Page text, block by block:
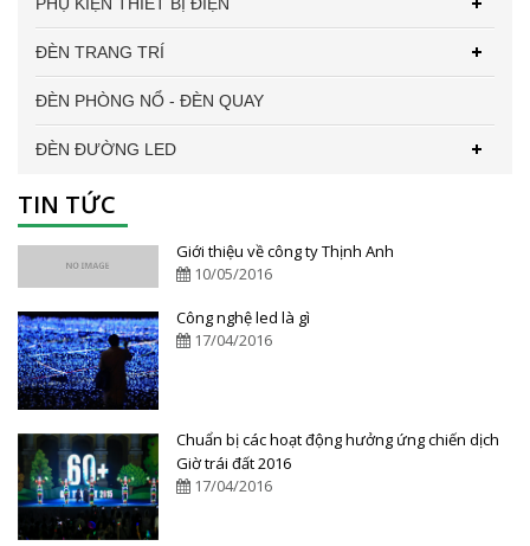
PHỤ KIỆN THIẾT BỊ ĐIỆN
ĐÈN TRANG TRÍ
ĐÈN PHÒNG NỔ - ĐÈN QUAY
ĐÈN ĐƯỜNG LED
TIN TỨC
Giới thiệu về công ty Thịnh Anh
10/05/2016
Công nghệ led là gì
17/04/2016
Chuẩn bị các hoạt động hưởng ứng chiến dịch
Giờ trái đất 2016
17/04/2016